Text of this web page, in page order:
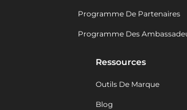
Programme De Partenaires
Programme Des
Ressources
Outils De Marque
Blog